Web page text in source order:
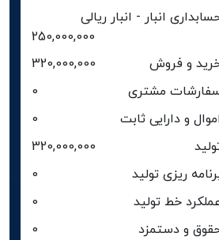
انبار - انبار ریالی
250,000,000
خرید و فروش
320,000,000
سفارشات مشتری
0
و دارایی ثابت
0
320,000,000
ریزی تولید
0
خط تولید
0
حقوق و دستمزد
0